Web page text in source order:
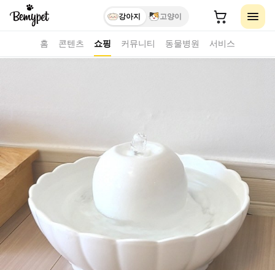
강아지 고양이
홈 콘텐츠 쇼핑 커뮤니티 동물병원 서비스